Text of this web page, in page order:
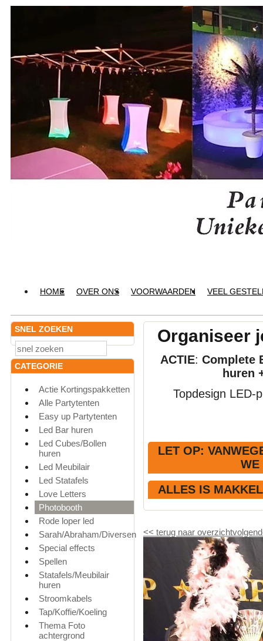
HOME OVER ONS VOORWAARDEN VEEL
SNEL ZOEKEN
CATEGORIE
Actie Kortingspakketten
Alle Partytenten
Easy up Partytenten
Led Bar huren
Led Cubes/Bollen
huren
Led Meubilair
Led Statafels
Love Letters
Photobooth
Rode loper led
Sarah/Abraham/Diversen
Special effects
Spellen
Statafels/Meubilair
huren
Stroomkabels
Tap/Koffie/Koeling
Thema Foto
achtergrond
Organiseer
ACTIE: Complete
huren
Topdesign LED-
LET OP:
ALLES IS
<< terug naar overzicht